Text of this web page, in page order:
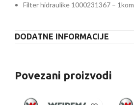
Filter hidraulike 1000231367 – 1kom
DODATNE INFORMACIJE
Povezani proizvodi